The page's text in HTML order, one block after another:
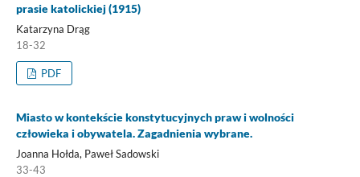
prasie katolickiej (1915)
Katarzyna Drąg
18-32
PDF
Miasto w kontekście konstytucyjnych praw i wolności
człowieka i obywatela. Zagadnienia wybrane.
Joanna Hołda, Paweł Sadowski
33-43